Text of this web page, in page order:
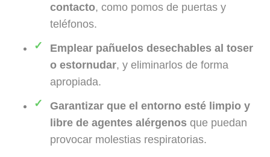
contacto, como pomos de puertas y
teléfonos.
Emplear pañuelos desechables al toser
o estornudar, y eliminarlos de forma
apropiada.
Garantizar que el entorno esté limpio y
libre de agentes alérgenos que puedan
provocar molestias respiratorias.